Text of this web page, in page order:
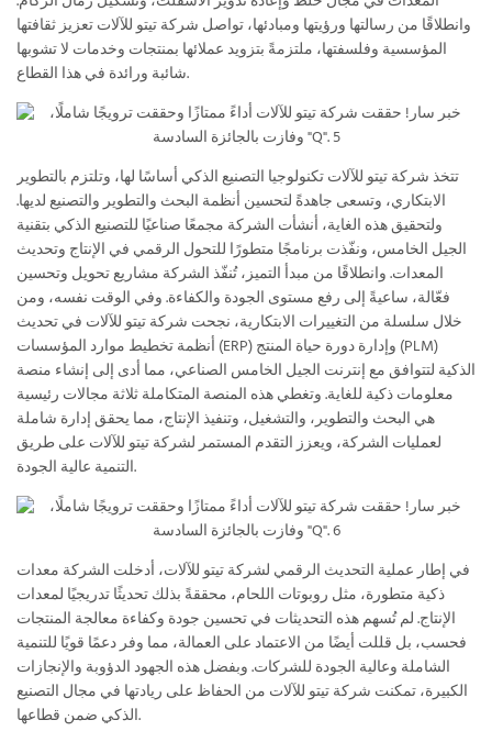
وانطلاقًا من رسالتها ورؤيتها ومبادئها، تواصل شركة تيتو للآلات تعزيز ثقافتها
المؤسسية وفلسفتها، ملتزمةً بتزويد عملائها بمنتجات وخدمات لا تشوبها
شائبة ورائدة في هذا القطاع.
تتخذ شركة تيتو للآلات تكنولوجيا التصنيع الذكي أساسًا لها، وتلتزم بالتطوير
الابتكاري، وتسعى جاهدةً لتحسين أنظمة البحث والتطوير والتصنيع لديها.
ولتحقيق هذه الغاية، أنشأت الشركة مجمعًا صناعيًا للتصنيع الذكي بتقنية
الجيل الخامس، ونفّذت برنامجًا متطورًا للتحول الرقمي في الإنتاج وتحديث
المعدات. وانطلاقًا من مبدأ التميز، تُنفّذ الشركة مشاريع تحويل وتحسين
فعّالة، ساعيةً إلى رفع مستوى الجودة والكفاءة. وفي الوقت نفسه، ومن
خلال سلسلة من التغييرات الابتكارية، نجحت شركة تيتو للآلات في تحديث
أنظمة تخطيط موارد المؤسسات (ERP) وإدارة دورة حياة المنتج (PLM)
الذكية لتتوافق مع إنترنت الجيل الخامس الصناعي، مما أدى إلى إنشاء منصة
معلومات ذكية للغاية. وتغطي هذه المنصة المتكاملة ثلاثة مجالات رئيسية
هي البحث والتطوير، والتشغيل، وتنفيذ الإنتاج، مما يحقق إدارة شاملة
لعمليات الشركة، ويعزز التقدم المستمر لشركة تيتو للآلات على طريق
التنمية عالية الجودة.
في إطار عملية التحديث الرقمي لشركة تيتو للآلات، أدخلت الشركة معدات
ذكية متطورة، مثل روبوتات اللحام، محققةً بذلك تحديثًا تدريجيًا لمعدات
الإنتاج. لم تُسهم هذه التحديثات في تحسين جودة وكفاءة معالجة المنتجات
فحسب، بل قللت أيضًا من الاعتماد على العمالة، مما وفر دعمًا قويًا للتنمية
الشاملة وعالية الجودة للشركات. وبفضل هذه الجهود الدؤوبة والإنجازات
الكبيرة، تمكنت شركة تيتو للآلات من الحفاظ على ريادتها في مجال التصنيع
الذكي ضمن قطاعها.